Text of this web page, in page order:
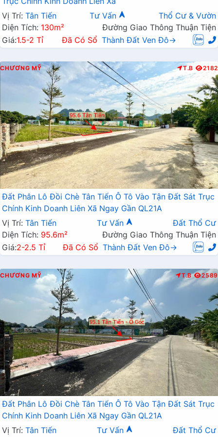
Vị Trí: Tân Tiến Tư Vấn
Thổ Cư & Vườn
Diện Tích: 130m²
Đường Giao Thông Thuận Tiện
Giá:1.5-2 Tỉ Đã Có Sổ Thành Đất Ven Đô→
CHƯƠNG MỸ T.B 2182
Đất Phân Lô Đồi Chè Tân Tiến Ô Tô Vào Tận Đất Sát Trục
Chính Kinh Doanh Liên Xã Ngay Gần QL21A
Vị Trí: Tân Tiến Tư Vấn
Đất Thổ Cư
Diện Tích: 95.6m²
Đường Giao Thông Thuận Tiện
Giá:2-2.5 Tỉ Đã Có Sổ Thành Đất Ven Đô→
CHƯƠNG MỸ T.B 2589
Đất Phân Lô Đồi Chè Tân Tiến Ô Tô Vào Tận Đất Sát Trục
Chính Kinh Doanh Liên Xã Ngay Gần QL21A
Vị Trí: Tân Tiến Tư Vấn Đất Thổ Cư